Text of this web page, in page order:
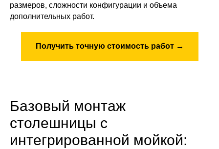
размеров, сложности конфигурации и объема
дополнительных работ.
Получить точную стоимость работ →
Базовый монтаж
столешницы с
интегрированной мойкой: